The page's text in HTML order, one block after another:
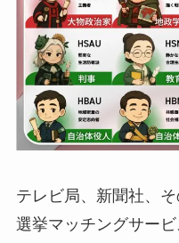
テレビ局、新聞社、
選挙マッチングサービ